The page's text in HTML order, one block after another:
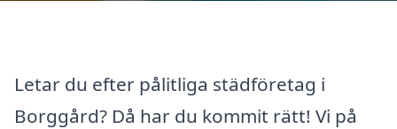
Letar du efter pålitliga städföretag i
Borggård? Då har du kommit rätt! Vi på